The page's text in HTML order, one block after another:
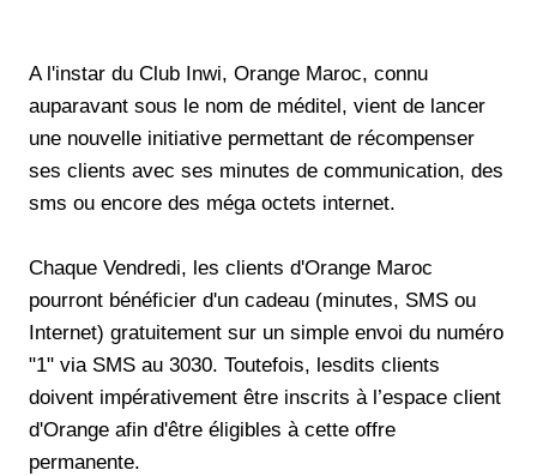
A l'instar du Club Inwi, Orange Maroc, connu
auparavant sous le nom de méditel, vient de lancer
une nouvelle initiative permettant de récompenser
ses clients avec ses minutes de communication, des
sms ou encore des méga octets internet.
Chaque Vendredi, les clients d'Orange Maroc
pourront bénéficier d'un cadeau (minutes, SMS ou
Internet) gratuitement sur un simple envoi du numéro
"1" via SMS au 3030. Toutefois, lesdits clients
doivent impérativement être inscrits à l’espace client
d'Orange afin d'être éligibles à cette offre
permanente.